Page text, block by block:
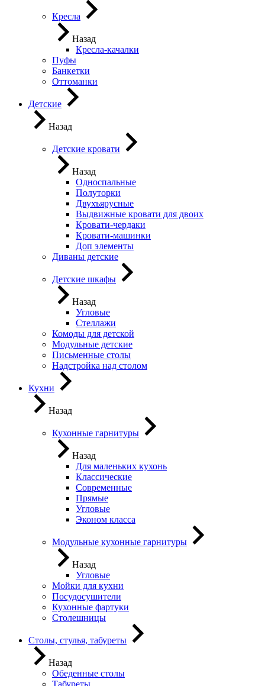
Кресла
Назад
Кресла-качалки
Пуфы
Банкетки
Оттоманки
Детские
Назад
Детские кровати
Назад
Односпальные
Полуторки
Двухъярусные
Выдвижные кровати для двоих
Кровати-чердаки
Кровати-машинки
Доп элементы
Диваны детские
Детские шкафы
Назад
Угловые
Стеллажи
Комоды для детской
Модульные детские
Письменные столы
Надстройка над столом
Кухни
Назад
Кухонные гарнитуры
Назад
Для маленьких кухонь
Классические
Современные
Прямые
Угловые
Эконом класса
Модульные кухонные гарнитуры
Назад
Угловые
Мойки для кухни
Посудосушители
Кухонные фартуки
Столешницы
Столы, стулья, табуреты
Назад
Обеденные столы
Табуреты